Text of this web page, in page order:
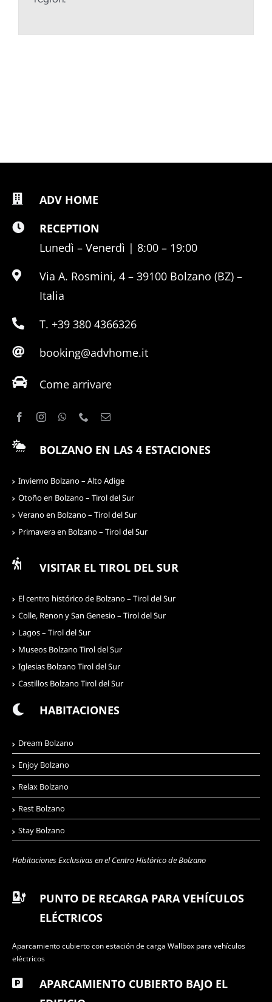
ADV HOME
RECEPTION
Lunedì – Venerdì | 8:00 – 19:00
Via A. Rosmini, 4 – 39100 Bolzano (BZ) –
Italia
T. +39 380 4366326
booking@advhome.it
Come arrivare
BOLZANO EN LAS 4 ESTACIONES
Invierno Bolzano – Alto Adige
Otoño en Bolzano – Tirol del Sur
Verano en Bolzano – Tirol del Sur
Primavera en Bolzano – Tirol del Sur
VISITAR EL TIROL DEL SUR
El centro histórico de Bolzano – Tirol del Sur
Colle, Renon y San Genesio – Tirol del Sur
Lagos – Tirol del Sur
Museos Bolzano Tirol del Sur
Iglesias Bolzano Tirol del Sur
Castillos Bolzano Tirol del Sur
HABITACIONES
Dream Bolzano
Enjoy Bolzano
Relax Bolzano
Rest Bolzano
Stay Bolzano
Habitaciones Exclusivas en el Centro Histórico de Bolzano
PUNTO DE RECARGA PARA VEHÍCULOS
ELÉCTRICOS
Aparcamiento cubierto con estación de carga Wallbox para vehículos
eléctricos
APARCAMIENTO CUBIERTO BAJO EL